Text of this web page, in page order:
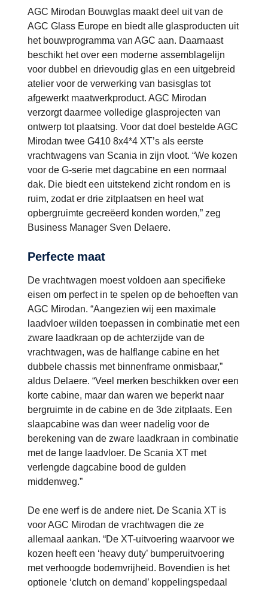
AGC Mirodan Bouwglas maakt deel uit van de
AGC Glass Europe en biedt alle glasproducten uit
het bouwprogramma van AGC aan. Daarnaast
beschikt het over een moderne assemblagelijn
voor dubbel en drievoudig glas en een uitgebreid
atelier voor de verwerking van basisglas tot
afgewerkt maatwerkproduct. AGC Mirodan
verzorgt daarmee volledige glasprojecten van
ontwerp tot plaatsing. Voor dat doel bestelde AGC
Mirodan twee G410 8x4*4 XT’s als eerste
vrachtwagens van Scania in zijn vloot. “We kozen
voor de G-serie met dagcabine en een normaal
dak. Die biedt een uitstekend zicht rondom en is
ruim, zodat er drie zitplaatsen en heel wat
opbergruimte gecreëerd konden worden,” zeg
Business Manager Sven Delaere.
Perfecte maat
De vrachtwagen moest voldoen aan specifieke
eisen om perfect in te spelen op de behoeften van
AGC Mirodan. “Aangezien wij een maximale
laadvloer wilden toepassen in combinatie met een
zware laadkraan op de achterzijde van de
vrachtwagen, was de halflange cabine en het
dubbele chassis met binnenframe onmisbaar,”
aldus Delaere. “Veel merken beschikken over een
korte cabine, maar dan waren we beperkt naar
bergruimte in de cabine en de 3de zitplaats. Een
slaapcabine was dan weer nadelig voor de
berekening van de zware laadkraan in combinatie
met de lange laadvloer. De Scania XT met
verlengde dagcabine bood de gulden
middenweg.”
De ene werf is de andere niet. De Scania XT is
voor AGC Mirodan de vrachtwagen die ze
allemaal aankan. “De XT-uitvoering waarvoor we
kozen heeft een ‘heavy duty’ bumperuitvoering
met verhoogde bodemvrijheid. Bovendien is het
optionele ‘clutch on demand’ koppelingspedaal